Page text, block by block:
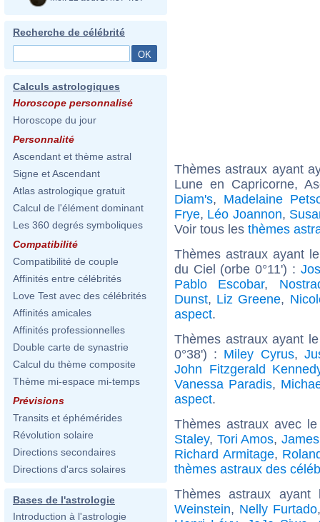
Recherche de célébrité
Calculs astrologiques
Horoscope personnalisé
Horoscope du jour
Personnalité
Ascendant et thème astral
Signe et Ascendant
Atlas astrologique gratuit
Calcul de l'élément dominant
Les 360 degrés symboliques
Compatibilité
Compatibilité de couple
Affinités entre célébrités
Love Test avec des célébrités
Affinités amicales
Affinités professionnelles
Double carte de synastrie
Calcul du thème composite
Thème mi-espace mi-temps
Prévisions
Transits et éphémérides
Révolution solaire
Directions secondaires
Directions d'arcs solaires
Bases de l'astrologie
Introduction à l'astrologie
Thèmes astraux ayant
Lune en Capricorne,
Diam's, Madelaine
Frye, Léo Joannon,
Voir tous les thèmes
Thèmes astraux ayant
du Ciel (orbe 0°11') :
Pablo Escobar,
Dunst, Liz Greene,
aspect.
Thèmes astraux ayant
0°38') : Miley Cyrus,
John Fitzgerald
Vanessa Paradis,
aspect.
Thèmes astraux avec
Staley, Tori Amos,
Richard Armitage,
thèmes astraux des
Thèmes astraux
Weinstein, Nelly Furtado